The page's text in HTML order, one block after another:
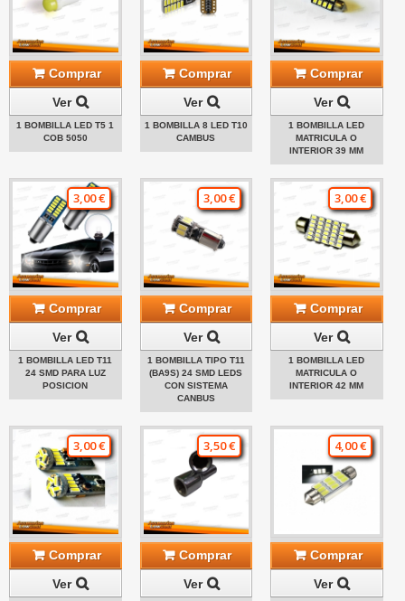
Comprar
Ver
1 BOMBILLA LED T5 1
COB 5050
Comprar
Ver
1 BOMBILLA 8 LED T10
CAMBUS
Comprar
Ver
1 BOMBILLA LED
MATRICULA O
INTERIOR 39 MM
3,00 €
Comprar
Ver
1 BOMBILLA LED T11
24 SMD PARA LUZ
POSICION
3,00 €
Comprar
Ver
1 BOMBILLA TIPO T11
(BA9S) 24 SMD LEDS
CON SISTEMA
CANBUS
3,00 €
Comprar
Ver
1 BOMBILLA LED
MATRICULA O
INTERIOR 42 MM
3,00 €
Comprar
Ver
3,50 €
Comprar
Ver
4,00 €
Comprar
Ver